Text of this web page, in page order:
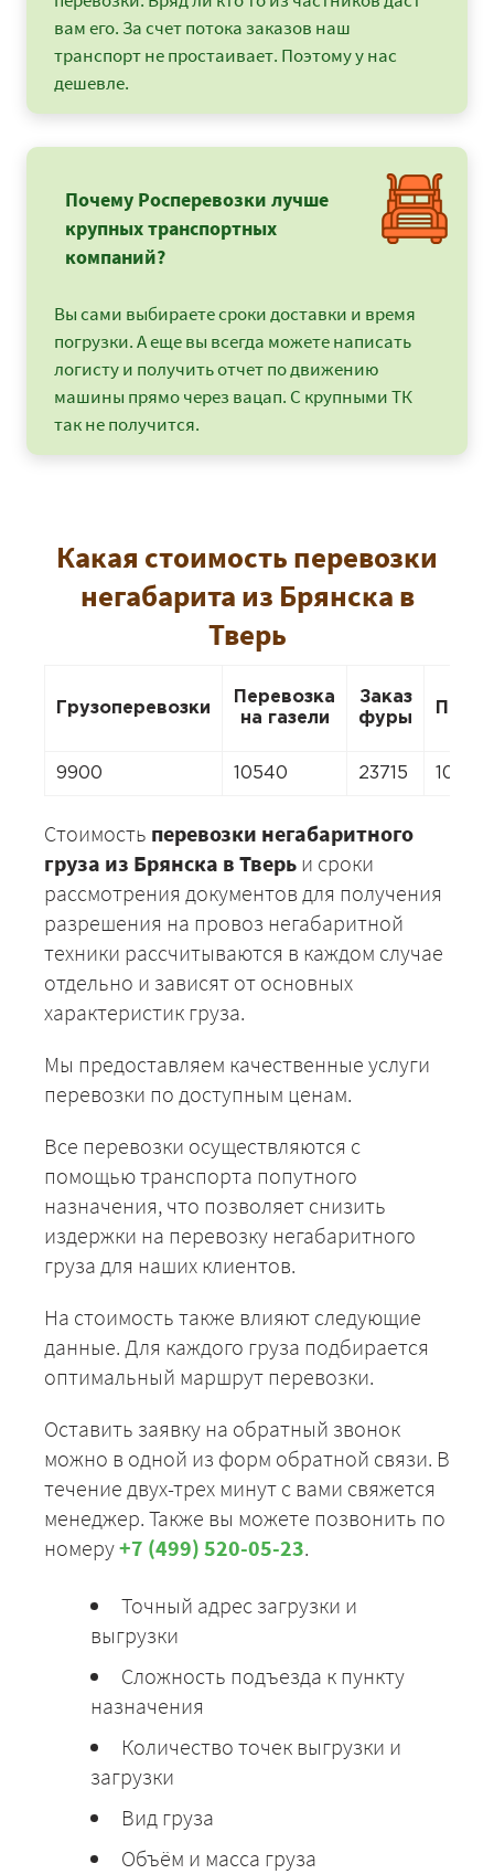
вам его. За счет потока заказов наш
транспорт не простаивает. Поэтому у нас
дешевле.
Почему Росперевозки лучше
крупных транспортных
компаний?
Вы сами выбираете сроки доставки и время
погрузки. А еще вы всегда можете написать
логисту и получить отчет по движению
машины прямо через вацап. С крупными ТК
так не получится.
Какая стоимость перевозки
негабарита из Брянска в
Тверь
Грузоперевозки
Перевозка
на газели
Заказ
фуры
9900 10540 23715 10540
Стоимость перевозки негабаритного
груза из Брянска в Тверь и сроки
рассмотрения документов для получения
разрешения на провоз негабаритной
техники рассчитываются в каждом случае
отдельно и зависят от основных
характеристик груза.
Мы предоставляем качественные услуги
перевозки по доступным ценам.
Все перевозки осуществляются с
помощью транспорта попутного
назначения, что позволяет снизить
издержки на перевозку негабаритного
груза для наших клиентов.
На стоимость также влияют следующие
данные. Для каждого груза подбирается
оптимальный маршрут перевозки.
Оставить заявку на обратный звонок
можно в одной из форм обратной связи. В
течение двух-трех минут с вами свяжется
менеджер. Также вы можете позвонить по
номеру+7 (499) 520-05-23.
Точный адрес загрузки и
выгрузки
Сложность подъезда к пункту
назначения
Количество точек выгрузки и
загрузки
Вид груза
Объём и масса груза